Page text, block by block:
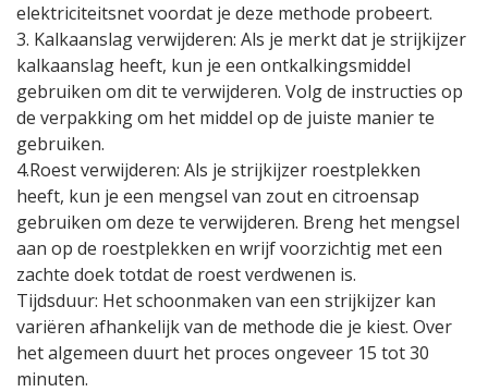
elektriciteitsnet voordat je deze methode probeert.
3. Kalkaanslag verwijderen: Als je merkt dat je strijkijzer
kalkaanslag heeft, kun je een ontkalkingsmiddel
gebruiken om dit te verwijderen. Volg de instructies op
de verpakking om het middel op de juiste manier te
gebruiken.
4.Roest verwijderen: Als je strijkijzer roestplekken
heeft, kun je een mengsel van zout en citroensap
gebruiken om deze te verwijderen. Breng het mengsel
aan op de roestplekken en wrijf voorzichtig met een
zachte doek totdat de roest verdwenen is.
Tijdsduur: Het schoonmaken van een strijkijzer kan
variëren afhankelijk van de methode die je kiest. Over
het algemeen duurt het proces ongeveer 15 tot 30
minuten.